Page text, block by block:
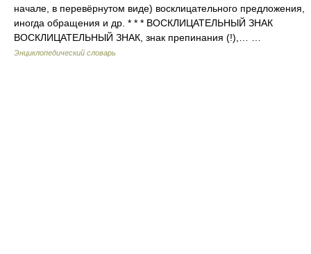
начале, в перевёрнутом виде) восклицательного предложения,
иногда обращения и др. * * * ВОСКЛИЦАТЕЛЬНЫЙ ЗНАК
ВОСКЛИЦАТЕЛЬНЫЙ ЗНАК, знак препинания (!),… …
Энциклопедический словарь